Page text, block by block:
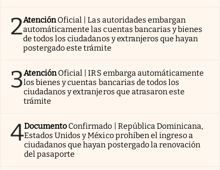
2AtenciónOficial | Las autoridades embargan
automáticamente las cuentas bancarias y bienes
de todos los ciudadanos y extranjeros que hayan
postergado este trámite
3AtenciónOficial | IRS embarga automáticamente
los bienes y cuentas bancarias de todos los
ciudadanos y extranjeros que atrasaron este
trámite
4Documento Confirmado | República Dominicana,
Estados Unidos y México prohíben el ingreso a
ciudadanos que hayan postergado la renovación
del pasaporte